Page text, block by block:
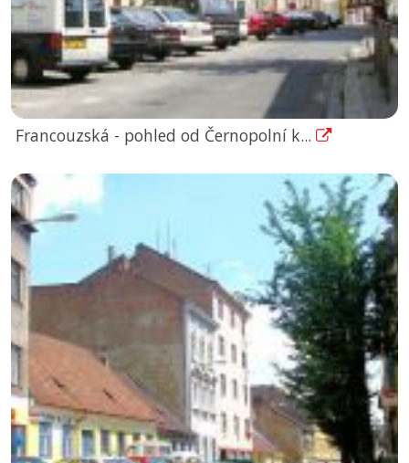
Francouzská - pohled od Černopolní k...